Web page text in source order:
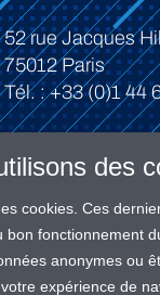
52 rue Jacques
75012 Paris
Tél. : +33 (0)1 44
Connexion
des
cookies. Ces
bon fonctionnement
anonymes ou
expérience de